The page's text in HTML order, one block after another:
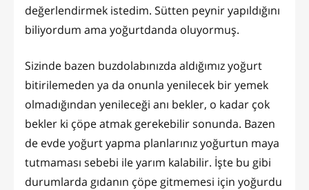
değerlendirmek istedim. Sütten peynir yapıldığını
biliyordum ama yoğurtdanda oluyormuş.
Sizinde bazen buzdolabınızda aldığımız yoğurt
bitirilemeden ya da onunla yenilecek bir yemek
olmadığından yenileceği anı bekler, o kadar çok
bekler ki çöpe atmak gerekebilir sonunda. Bazen
de evde yoğurt yapma planlarınız yoğurtun maya
tutmaması sebebi ile yarım kalabilir. İşte bu gibi
durumlarda gıdanın çöpe gitmemesi için yoğurdu